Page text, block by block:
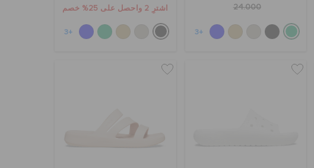
24.000
+3
اشترِ 2 واحصل على 25% خصم
+3